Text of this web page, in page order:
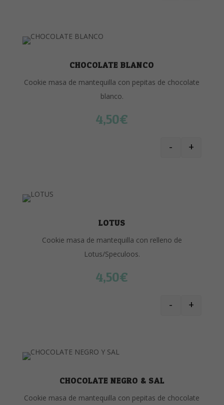
CHOCOLATE BLANCO
Cookie masa de mantequilla con pepitas de chocolate
blanco.
4,50€
- +
LOTUS
Cookie masa de mantequilla con relleno de
Lotus/Speculoos.
4,50€
TRIPLE
- +
CHOCOLATE NEGRO & SAL
Cookie masa de mantequilla con pepitas de chocolate